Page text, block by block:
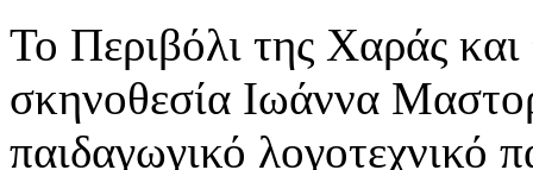
Το Περιβόλι της Χαράς
σκηνοθεσία Ιωάννα
παιδαγωγικό λογοτεχνικό